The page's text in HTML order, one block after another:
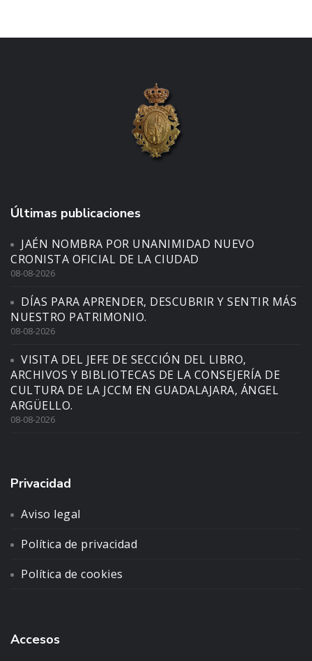
Últimas publicaciones
JAÉN NOMBRA POR UNANIMIDAD NUEVO
CRONISTA OFICIAL DE LA CIUDAD
08-08-2026
DÍAS PARA APRENDER, DESCUBRIR Y SENTIR MÁS
NUESTRO PATRIMONIO.
08-08-2026
VISITA DEL JEFE DE SECCIÓN DEL LIBRO,
ARCHIVOS Y BIBLIOTECAS DE LA CONSEJERÍA DE
CULTURA DE LA JCCM EN GUADALAJARA, ÁNGEL
ARGÜELLO.
08-08-2026
Privacidad
Aviso legal
Política de privacidad
Política de cookies
Accesos